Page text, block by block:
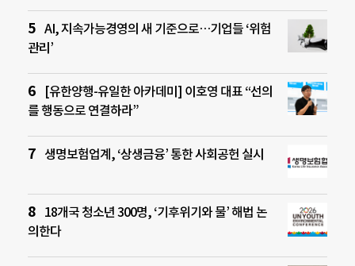
AI, 지속가능경영의 새 기준으로…기업들 ‘위험
관리’
[유한양행-유일한 아카데미] 이호영 대표 “선의
를 행동으로 연결하라”
생명보험업계, ‘상생금융’ 통한 사회공헌 실시
18개국 청소년 300명, ‘기후위기와 물’ 해법 논
의한다